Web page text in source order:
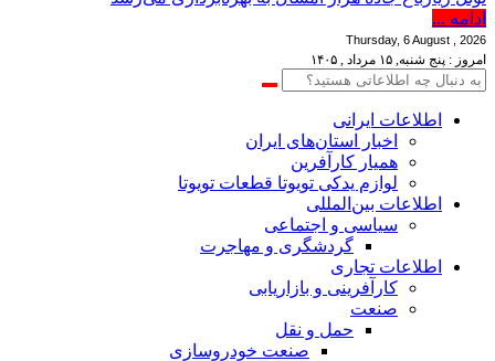
ادامه ...
Thursday, 6 August , 2026
امروز : پنج شنبه, ۱۵ مرداد , ۱۴۰۵
اطلاعات‌ ‎ایرانی
اخبار استان‌های ایران
همیار کارآفرین
لوازم یدکی تویوتا قطعات تویوتا
اطلاعات بین‌المللی
سیاسی و اجتماعی
گردشگری و مهاجرت
اطلاعات تجاری
کارآفرینی و بازاریابی
صنعت
حمل و نقل
صنعت خودروسازی